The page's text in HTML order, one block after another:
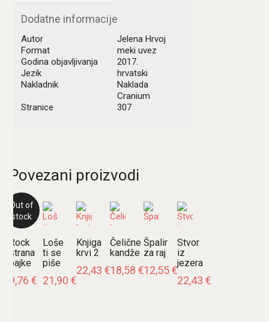
Dodatne informacije
Autor
Jelena Hrvoj
Format
meki uvez
Godina objavljivanja
2017.
Jezik
hrvatski
Nakladnik
Naklada
Cranium
Stranice
307
Povezani proizvodi
Out of
stock
Rock
strana
bajke
9,76 €
Loše
ti se
piše
21,90 €
Knjiga
krvi 2
22,43 €
Čelične
kandže
18,58 €
Špalir
za raj
12,55€
Stvor
iz
jezera
22,43 €